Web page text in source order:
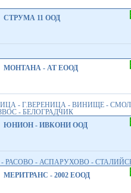
СТРУМА 11 ООД
МОНТАНА - АТ ЕООД
- Г.ВЕРЕНИЦА - ВИНИЩЕ -
- БЕЛОГРАДЧИК
ЮНИОН - ИВКОНИ ООД
РАСОВО - АСПАРУХОВО -
МЕРИТРАНС - 2002 ЕООД